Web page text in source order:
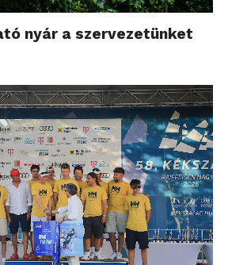
nyár a szervezetünket